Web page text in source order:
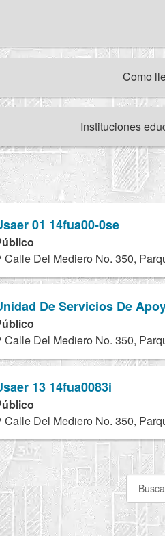
Como
Instituciones
01 14fua00-0se
Calle Del Mediero No. 350,
De Servicios De
Calle Del Mediero No. 350,
13 14fua0083i
Calle Del Mediero No. 350,